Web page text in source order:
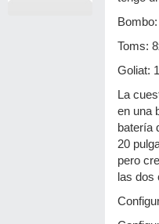
Toms:
Goliat:
La
en una
batería
20
pero
las dos